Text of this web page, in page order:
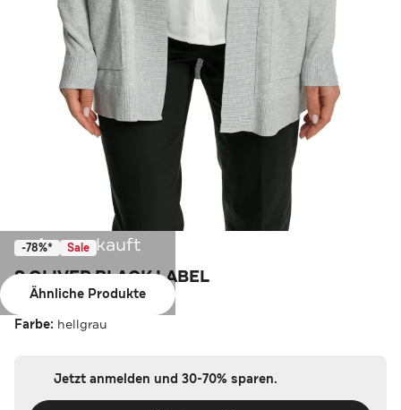
Ausverkauft
Ähnliche Produkte
-78%* Sale
S.OLIVER BLACK LABEL
Cardigan hellgrau
Farbe: hellgrau
Jetzt anmelden und 30-70% sparen.